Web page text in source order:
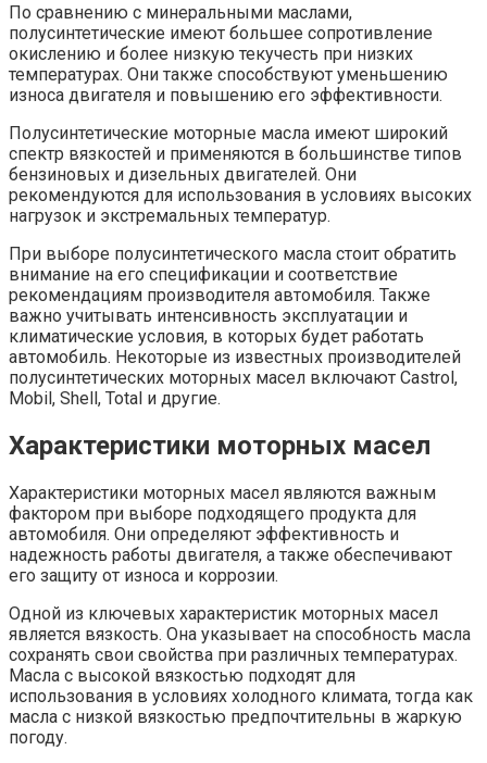
По сравнению с минеральными маслами,
полусинтетические имеют большее сопротивление
окислению и более низкую текучесть при низких
температурах. Они также способствуют уменьшению
износа двигателя и повышению его эффективности.
Полусинтетические моторные масла имеют широкий
спектр вязкостей и применяются в большинстве типов
бензиновых и дизельных двигателей. Они
рекомендуются для использования в условиях высоких
нагрузок и экстремальных температур.
При выборе полусинтетического масла стоит обратить
внимание на его спецификации и соответствие
рекомендациям производителя автомобиля. Также
важно учитывать интенсивность эксплуатации и
климатические условия, в которых будет работать
автомобиль. Некоторые из известных производителей
полусинтетических моторных масел включают Castrol,
Mobil, Shell, Total и другие.
Характеристики моторных масел
Характеристики моторных масел являются важным
фактором при выборе подходящего продукта для
автомобиля. Они определяют эффективность и
надежность работы двигателя, а также обеспечивают
его защиту от износа и коррозии.
Одной из ключевых характеристик моторных масел
является вязкость. Она указывает на способность масла
сохранять свои свойства при различных температурах.
Масла с высокой вязкостью подходят для
использования в условиях холодного климата, тогда как
масла с низкой вязкостью предпочтительны в жаркую
погоду.